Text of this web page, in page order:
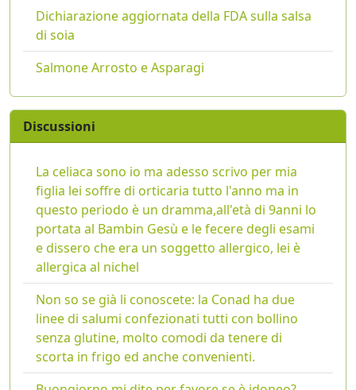
Dichiarazione aggiornata della FDA sulla salsa
di soia
Salmone Arrosto e Asparagi
Discussioni
La celiaca sono io ma adesso scrivo per mia
figlia lei soffre di orticaria tutto l'anno ma in
questo periodo è un dramma,all'età di 9anni lo
portata al Bambin Gesù e le fecere degli esami
e dissero che era un soggetto allergico, lei è
allergica al nichel
Non so se già li conoscete: la Conad ha due
linee di salumi confezionati tutti con bollino
senza glutine, molto comodi da tenere di
scorta in frigo ed anche convenienti.